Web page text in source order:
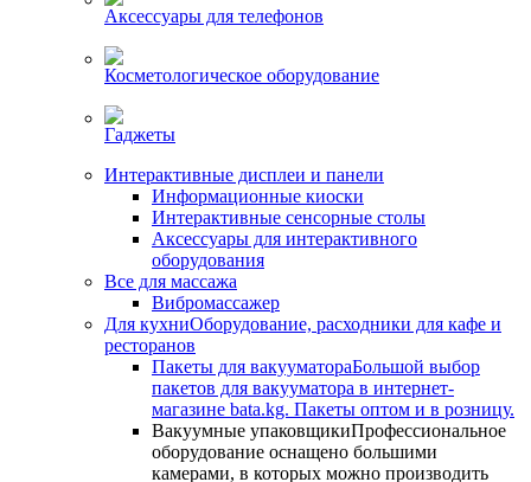
Аксессуары для телефонов
Косметологическое оборудование
Гаджеты
Интерактивные дисплеи и панели
Информационные киоски
Интерактивные сенсорные столы
Аксессуары для интерактивного
оборудования
Все для массажа
Вибромассажер
Для кухниОборудование, расходники для кафе и
ресторанов
Пакеты для вакууматораБольшой выбор
пакетов для вакууматора в интернет-
магазине bata.kg. Пакеты оптом и в розницу.
Вакуумные упаковщикиПрофессиональное
оборудование оснащено большими
камерами, в которых можно производить